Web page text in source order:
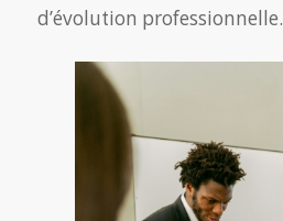
d’évolution professionnelle.